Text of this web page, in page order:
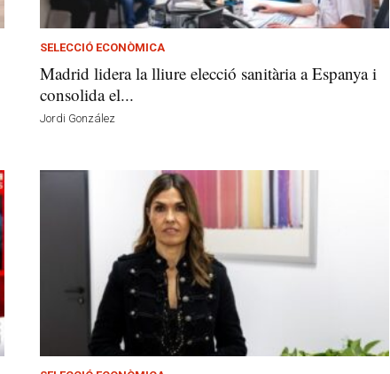
SELECCIÓ ECONÒMICA
Madrid lidera la lliure elecció sanitària a Espanya i
consolida el...
Jordi González